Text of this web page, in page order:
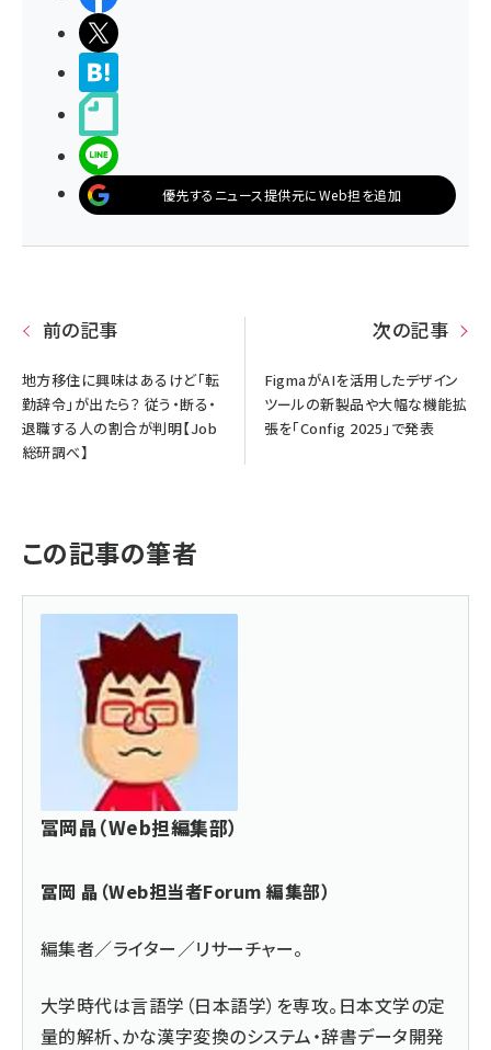
優先するニュース提供元にWeb担を追加
前の記事
地方移住に興味はあるけど「転
勤辞令」が出たら？ 従う・断る・
退職する人の割合が判明【Job
総研調べ】
次の記事
FigmaがAIを活用したデザイン
ツールの新製品や大幅な機能拡
張を「Config 2025」で発表
この記事の筆者
冨岡晶（Web担編集部）
冨岡 晶（Web担当者Forum 編集部）
編集者／ライター／リサーチャー。
大学時代は言語学（日本語学）を専攻。日本文学の定
量的解析、かな漢字変換のシステム・辞書データ開発